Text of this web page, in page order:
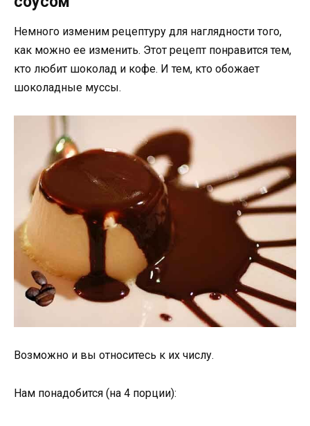
Немного изменим рецептуру для наглядности того,
как можно ее изменить. Этот рецепт понравится тем,
кто любит шоколад и кофе. И тем, кто обожает
шоколадные муссы.
Возможно и вы относитесь к их числу.
Нам понадобится (на 4 порции):